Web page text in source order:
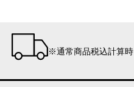
※通常商品税込計算時